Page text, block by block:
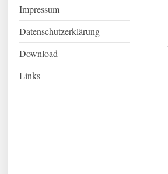
Impressum
Datenschutzerklärung
Download
Links